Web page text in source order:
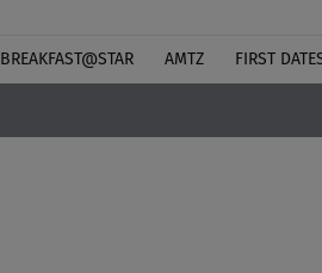
BREAKFAST@STAR ΑΜΤΖ FIRST